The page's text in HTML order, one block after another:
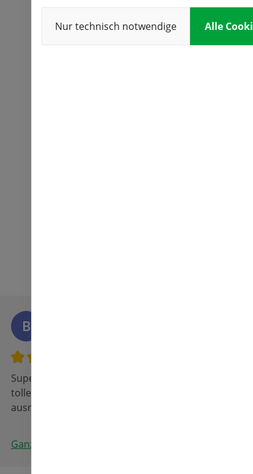
B
Superauswahl, gute Beratung,
tolle Zwiebeln! Kann ich nur
ausnahmslos empfehlen.
Ganze Bewertung lesen
Ich bin
Nur technisch notwendige Alle